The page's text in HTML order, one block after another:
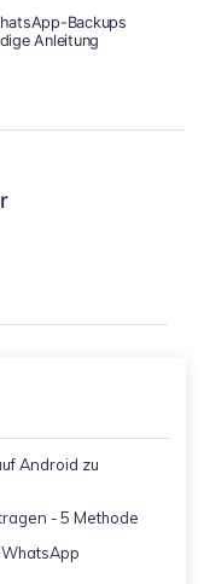
Backups
Anleitung
Android zu
- 5 Methode